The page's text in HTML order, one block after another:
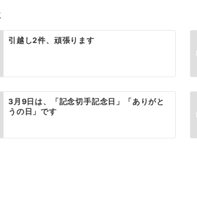
引越し2件、頑張ります
3月9日は、「記念切手記念日」「ありがと
うの日」です